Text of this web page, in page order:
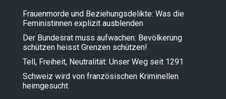
Frauenmorde und Beziehungsdelikte: Was die
Feministinnen explizit ausblenden
Der Bundesrat muss aufwachen: Bevölkerung
schützen heisst Grenzen schützen!
Tell, Freiheit, Neutralität: Unser Weg seit 1291
Schweiz wird von französischen Kriminellen
heimgesucht